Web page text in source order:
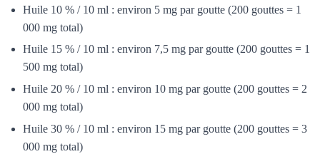
Huile 10 % / 10 ml : environ 5 mg par goutte (200 gouttes = 1
000 mg total)
Huile 15 % / 10 ml : environ 7,5 mg par goutte (200 gouttes = 1
500 mg total)
Huile 20 % / 10 ml : environ 10 mg par goutte (200 gouttes = 2
000 mg total)
Huile 30 % / 10 ml : environ 15 mg par goutte (200 gouttes = 3
000 mg total)